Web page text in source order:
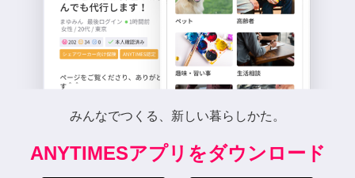
みんなでつくる、新しい暮らしかた。
ANYTIMESアプリをダウンロード